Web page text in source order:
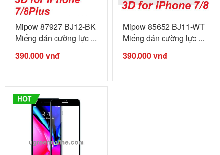
Mipow 87927 BJ12-BK
Miếng dán cường lực ...
390.000vnđ
Mipow 85652 BJ11-WT
Miếng dán cường lực ...
390.000vnđ